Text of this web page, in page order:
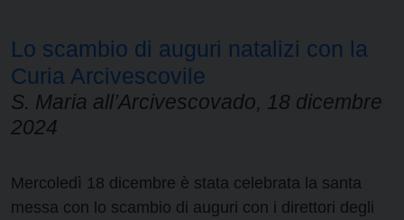
Lo scambio di auguri natalizi con la
Curia Arcivescovile
S. Maria all’Arcivescovado, 18 dicembre
2024
Mercoledì 18 dicembre è stata celebrata la santa
messa con lo scambio di auguri con i direttori degli